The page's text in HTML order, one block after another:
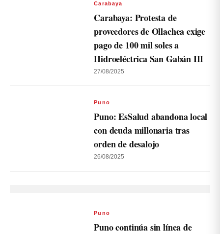
Carabaya
Carabaya: Protesta de
proveedores de Ollachea exige
pago de 100 mil soles a
Hidroeléctrica San Gabán III
27/08/2025
Puno
Puno: EsSalud abandona local
con deuda millonaria tras
orden de desalojo
26/08/2025
Puno
Puno continúa sin línea de